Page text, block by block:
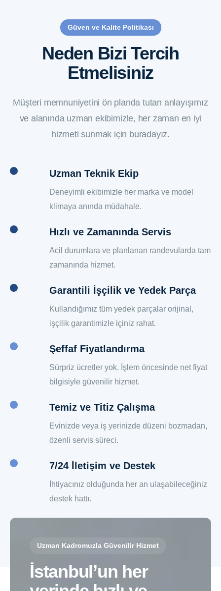
Güven ve Kalite Politikası
Neden Bizi Tercih
Etmelisiniz
Müşteri memnuniyetini ön planda tutan anlayışımız
ve alanında uzman ekibimizle, her zaman en iyi
hizmeti sunmak için buradayız.
Uzman Teknik Ekip
Deneyimli ekibimizle her marka ve model
klimaya anında müdahale.
Hızlı ve Zamanında Servis
Acil durumlara ve planlanan randevularda tam
zamanında hizmet.
Garantili İşçilik ve Yedek Parça
Kullandığımız tüm yedek parçalar orijinal,
işçilik garantimizle içiniz rahat.
Şeffaf Fiyatlandırma
Sürpriz ücretler yok. İşlem öncesinde net fiyat
bilgisiyle güvenilir hizmet.
Temiz ve Titiz Çalışma
Evinizde veya iş yerinizde düzeni bozmadan,
özenli servis süreci.
7/24 İletişim ve Destek
İhtiyacınız olduğunda her an ulaşabileceğiniz
destek hattı.
Uzman Kadromuzla Güvenilir Hizmet
İstanbul’un her